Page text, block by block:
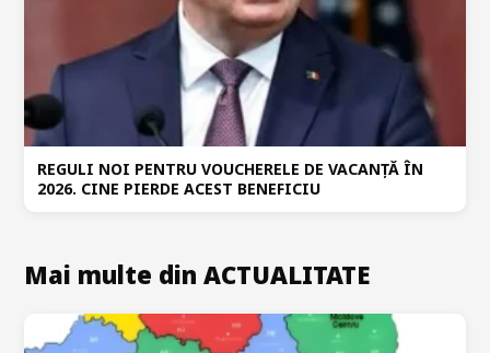
REGULI NOI PENTRU VOUCHERELE DE VACANȚĂ ÎN
2026. CINE PIERDE ACEST BENEFICIU
Mai multe din ACTUALITATE